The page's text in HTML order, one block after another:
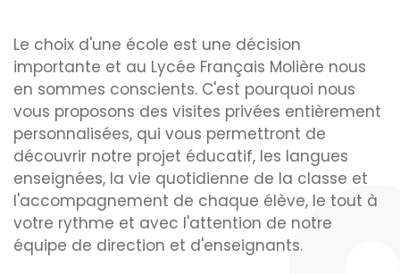
Le choix d'une école est une décision
importante et au Lycée Français Molière nous
en sommes conscients. C'est pourquoi nous
vous proposons des visites privées entièrement
personnalisées, qui vous permettront de
découvrir notre projet éducatif, les langues
enseignées, la vie quotidienne de la classe et
l'accompagnement de chaque élève, le tout à
votre rythme et avec l'attention de notre
équipe de direction et d'enseignants.